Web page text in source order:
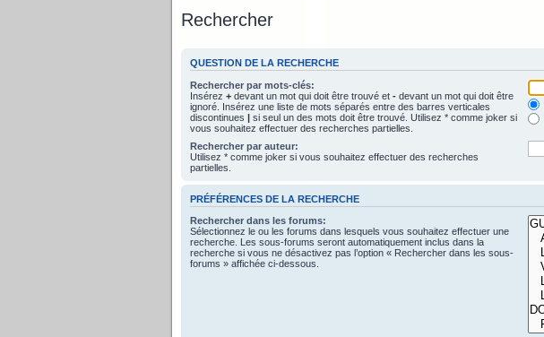
Rechercher
QUESTION DE LA RECHERCHE
Rechercher par mots-clés:
Insérez + devant un mot qui doit être trouvé et - devant un mot qui doit être
ignoré. Insérez une liste de mots séparés entre des barres verticales
discontinues | si seul un des mots doit être trouvé. Utilisez * comme joker si
vous souhaitez effectuer des recherches partielles.
Rechercher par auteur:
Utilisez * comme joker si vous souhaitez effectuer des recherches
partielles.
PRÉFÉRENCES DE LA RECHERCHE
Rechercher dans les forums:
Sélectionnez le ou les forums dans lesquels vous souhaitez effectuer une
recherche. Les sous-forums seront automatiquement inclus dans la
recherche si vous ne désactivez pas l’option « Rechercher dans les sous-
forums » affichée ci-dessous.